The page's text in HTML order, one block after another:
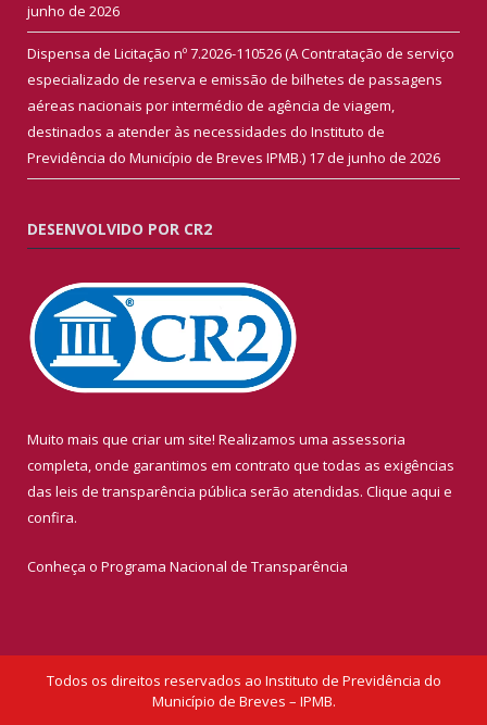
junho de 2026
Dispensa de Licitação nº 7.2026-110526 (A Contratação de serviço
especializado de reserva e emissão de bilhetes de passagens
aéreas nacionais por intermédio de agência de viagem,
destinados a atender às necessidades do Instituto de
Previdência do Município de Breves IPMB.) 17 de junho de 2026
DESENVOLVIDO POR CR2
Muito mais que criar um site! Realizamos uma assessoria
completa, onde garantimos em contrato que todas as exigências
das leis de transparência pública serão atendidas. Clique aqui e
confira.
Conheça o Programa Nacional de Transparência
Todos os direitos reservados ao Instituto de Previdência do
Município de Breves – IPMB.